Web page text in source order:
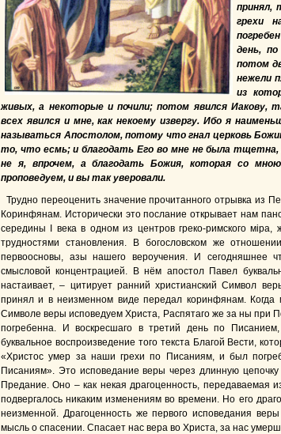
принял,
грехи
день,
потом
нежели
из
живых, а некоторые и почили; потом явился Иакову,
всех явился и мне, как некоему извергу. Ибо я
называться Апостолом, потому что гнал церковь
то, что есмь; и благодать Его во мне не была тщетна,
не я, впрочем, а благодать Божия, которая со
проповедуем, и вы так уверовали.
Трудно переоценить значение прочитанного отрывка из
Коринфянам. Исторически это послание открывает нам
середины I века в одном из центров греко-римского
трудностями становления. В богословском же
первоосновы, азы нашего вероучения. И сегодняшнее
смысловой концентрацией. В нём апостол Павел
настаивает, – цитирует ранний христианский Символ
принял и в неизменном виде передал коринфянам.
Символе веры исповедуем Христа, Распятаго же за ны при
погребенна. И воскресшаго в третий день по
буквальное воспроизведение того текста Благой Вести,
«Христос умер за наши грехи по Писаниям, и был
Писаниям». Это исповедание веры через длинную
Предание. Оно – как некая драгоценность, передаваемая
подвергалось никаким изменениям во времени. Но его
неизменной. Драгоценность же первого исповедания
мысль о спасении. Спасает нас вера во Христа, за нас